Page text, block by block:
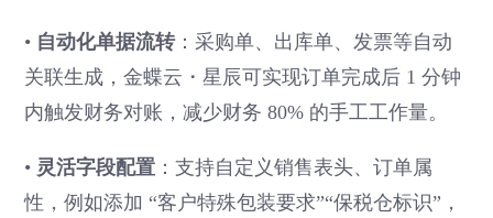
• 自动化单据流转：采购单、出库单、发票等自动
关联生成，金蝶云・星辰可实现订单完成后 1 分钟
内触发财务对账，减少财务 80% 的手工工作量。
• 灵活字段配置 ：支持自定义销售表头、订单属
性，例如添加 “客户特殊包装要求”“保税仓标识”，